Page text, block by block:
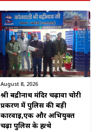
August 8, 2026
श्री बद्रीनाथ मंदिर चढ़ावा चोरी
प्रकरण में पुलिस की बड़ी
कार्रवाई,एक और अभियुक्त
चढ़ा पुलिस के हत्थे